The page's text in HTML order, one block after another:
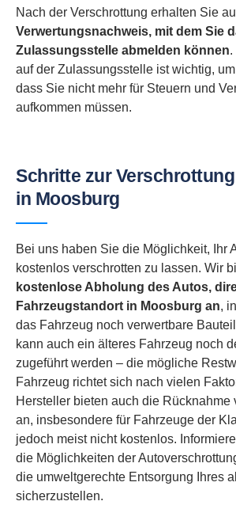
Nach der Verschrottung erhalten Sie
Verwertungsnachweis, mit dem Sie
Zulassungsstelle abmelden können.
auf der Zulassungsstelle ist wichtig,
dass Sie nicht mehr für Steuern und
aufkommen müssen.
Schritte zur
in Moosburg
Bei uns haben Sie die Möglichkeit, Ihr
kostenlos verschrotten zu lassen. Wir
kostenlose Abholung des Autos,
Fahrzeugstandort in Moosburg an,
das Fahrzeug noch verwertbare
kann auch ein älteres Fahrzeug noch
zugeführt werden – die mögliche
Fahrzeug richtet sich nach vielen
Hersteller bieten auch die Rücknahme
an, insbesondere für Fahrzeuge der
jedoch meist nicht kostenlos.
die Möglichkeiten der
die umweltgerechte Entsorgung Ihres
sicherzustellen.